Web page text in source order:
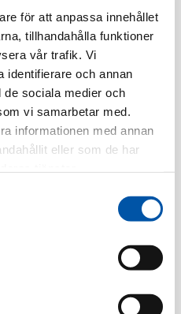
för att anpassa innehållet
tillhandahålla funktioner
vår trafik. Vi
identifierare och annan
de sociala medier och
vi samarbetar med.
informationen med annan
eller som de har